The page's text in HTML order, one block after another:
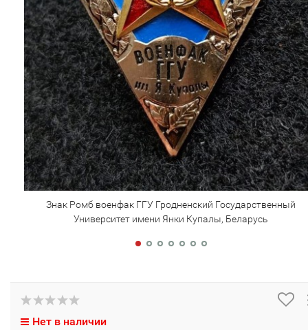
Знак Ромб военфак ГГУ Гродненский Государственный
Университет имени Янки Купалы, Беларусь
Нет в наличии